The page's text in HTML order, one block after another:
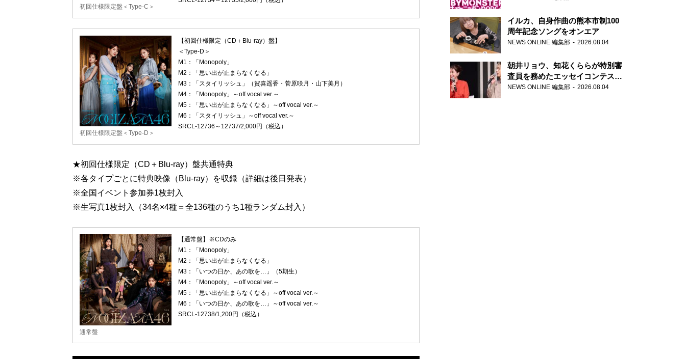
初回仕様限定盤＜Type-C＞
初回仕様限定盤＜Type-D＞
【初回仕様限定（CD＋Blu-ray）盤】
＜Type-D＞
M1：「Monopoly」
M2：「思い出が止まらなくなる」
M3：「スタイリッシュ」（賀喜遥香・菅原咲月・山下美月）
M4：「Monopoly」～off vocal ver.～
M5：「思い出が止まらなくなる」～off vocal ver.～
M6：「スタイリッシュ」～off vocal ver.～
SRCL-12736～12737/2,000円（税込）
★初回仕様限定（CD＋Blu-ray）盤共通特典
※各タイプごとに特典映像（Blu-ray）を収録（詳細は後日発表）
※全国イベント参加券1枚封入
※生写真1枚封入（34名×4種＝全136種のうち1種ランダム封入）
通常盤
【通常盤】※CDのみ
M1：「Monopoly」
M2：「思い出が止まらなくなる」
M3：「いつの日か、あの歌を…」（5期生）
M4：「Monopoly」～off vocal ver.～
M5：「思い出が止まらなくなる」～off vocal ver.～
M6：「いつの日か、あの歌を…」～off vocal ver.～
SRCL-12738/1,200円（税込）
イルカ、自身作曲の熊本市制100
周年記念ソングをオンエア
NEWS ONLINE 編集部 2026.08.04
朝井リョウ、知花くららが特別審
査員を務めたエッセイコンテスト
の特別番組「#いまあなたに伝え
NEWS ONLINE 編集部 2026.08.04